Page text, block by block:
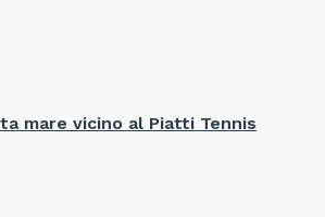
mare vicino al Piatti Tennis